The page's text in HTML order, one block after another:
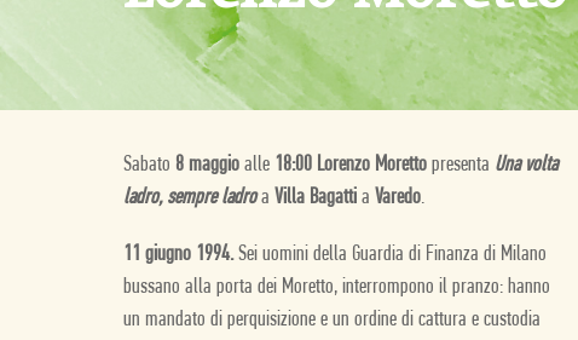
Sabato 8 maggio alle 18:00 Lorenzo Moretto presenta Una volta
ladro, sempre ladroa Villa Bagatti a Varedo.
11 giugno 1994.Sei uomini della Guardia di Finanza di Milano
bussano alla porta dei Moretto, interrompono il pranzo: hanno
un mandato di perquisizione e un ordine di cattura e custodia